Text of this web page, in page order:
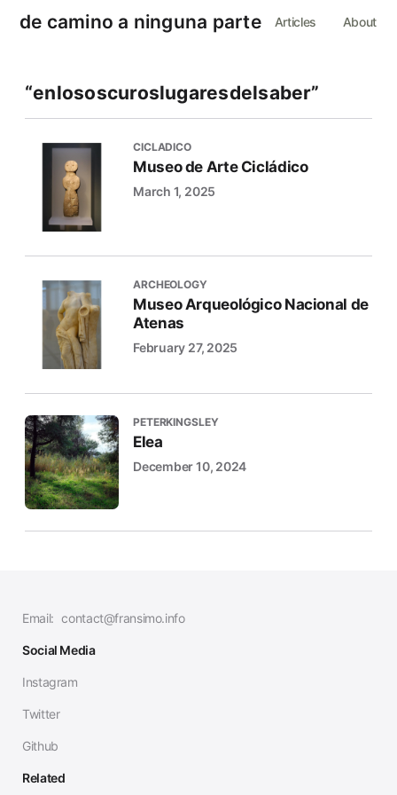
de camino a ninguna parte Articles About
“enlososcuroslugaresdelsaber”
CICLADICO
Museo de Arte Cicládico
March 1, 2025
ARCHEOLOGY
Museo Arqueológico Nacional de
Atenas
February 27, 2025
PETERKINGSLEY
Elea
December 10, 2024
Email: contact@fransimo.info
Social Media
Instagram
Twitter
Github
Related